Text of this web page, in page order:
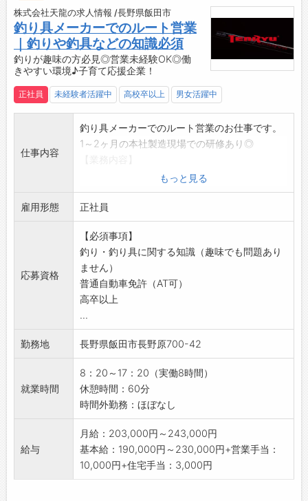
ご本人の状況や保育園などへの送り迎えなど
も考慮して、4つの時間設定を設けて、柔軟な
制度の利用を行っております。
◆2022年12月『職場いきいきアドバンスカン
されました！
◆工場見学は随時実施◎
作業内容を実際にご覧になることができます！
お気軽にご連絡ください。
・性別問わず活躍しています。
・幅広い世代の社員が活躍中！
【会社設備】
・無料駐車場完備
・更衣室、個人ロッカー
・休憩室、レンジ
・自販機
・喫煙：屋外指定の場�
【貸与品】
・制服：上下支給
【環境への取り組み】
天龍では次の世代の釣り人に、よりすばらし
い釣り環境を残していく為、水辺の清掃など
様々な取り組みを積極的に活動しています。
より自然環境にやさしい、環境負荷のすくな
い商品を製造、開発していきたいと思いま
す。 釣りの楽しさを知ってもらうために『釣
り教室』を地元の小学生向けに開催し、釣りの
楽しさを伝えています。
株式会社天龍の求人情報 /長野県飯田市
釣り具メーカーでのルート営業
｜釣りや釣具などの知識必須
釣りが趣味の方必見◎営業未経験OK◎働
きやすい環境♪子育て応援企業！
正社員 未経験者活躍中 高校卒以上 男女活躍中
仕事内容
釣り具メーカーでのルート営業のお仕事です。
1～2ヶ月の本社製造現場での研修あり◎
■釣り具等のルート営業
・釣り具店や卸会社へのルート営業をお願いし
ます。
・エリア：長野県全域、東海地方、富山県、福
井県など
・受注を受け本社へ通達
・展示会へ参加し、商品説明など
※基本的には、直行直帰の就業となります。
【研修について】
・入社後、2～3ヶ月程度、本社工場にて研修が
あります。
・製造現場等で商品知識、使用感などを学んで
※実際に製造作業（加工など）も行います。
【貸与品】
・制服：支給（上着、ポロシャツ等）
・社用車（AT/プロボックス）
・ノートPC
・携帯電話
もっと見る
雇用形態 正社員
応募資格
【必須事項】
釣り・釣り具に関する知識（趣味でも問題あり
ません）
普通自動車免許（AT可）
高卒以上
...
勤務地 長野県飯田市長野原700-42
就業時間
8：20～17：20（実働8時間）
休憩時間：60分
時間外勤務：ほぼなし
給与
月給：203,000円～243,000円
基本給：190,000円～230,000円+営業手当：
10,000円+住宅手当：3,000円